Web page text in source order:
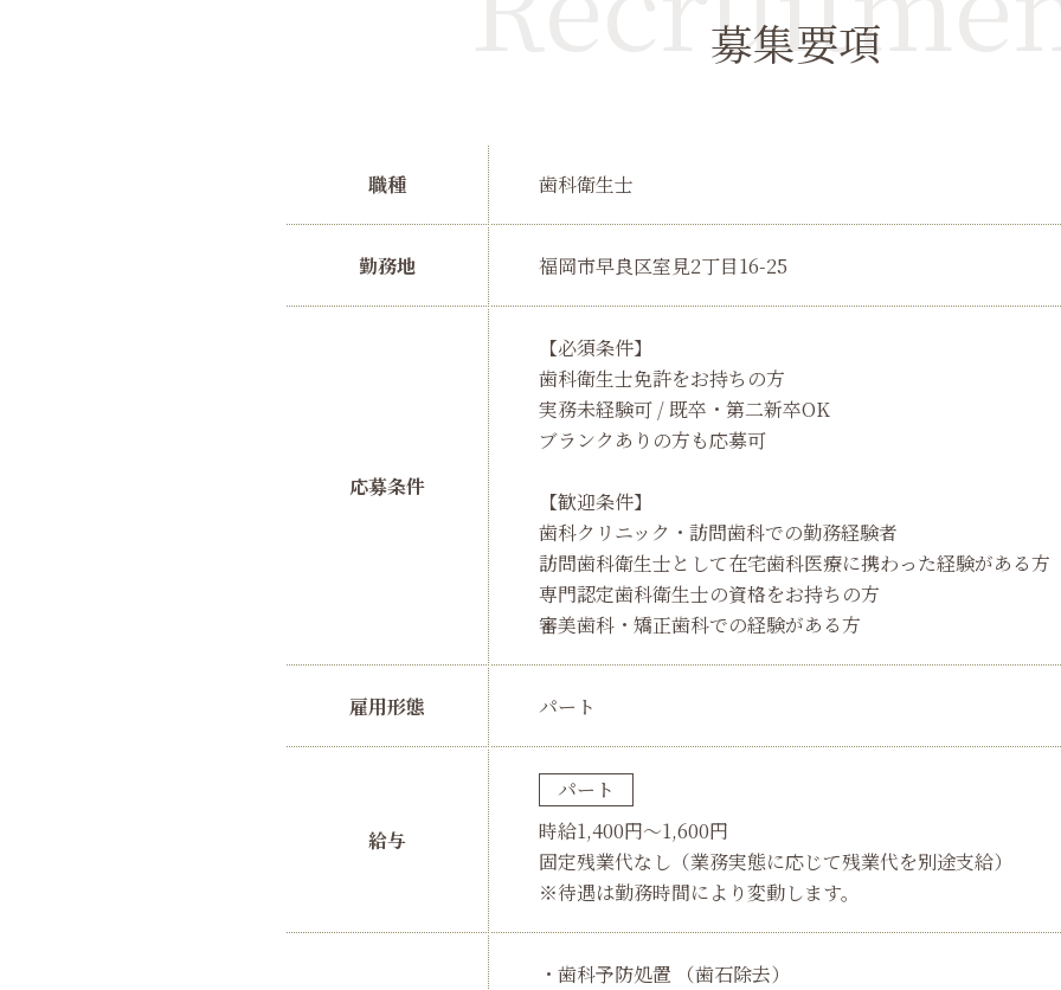
募集要項
職種 歯科衛生士
勤務地 福岡市早良区室見2丁目16-25
応募条件
【必須条件】
歯科衛生士免許をお持ちの方
実務未経験可 / 既卒・第二新卒OK
ブランクありの方も応募可
【歓迎条件】
歯科クリニック・訪問歯科での勤務経験者
訪問歯科衛生士として在宅歯科医療に携わった経験がある方
専門認定歯科衛生士の資格をお持ちの方
審美歯科・矯正歯科での経験がある方
雇用形態 パート
給与
パート
時給1,400円～1,600円
固定残業代なし（業務実態に応じて残業代を別途支給）
※待遇は勤務時間により変動します。
・歯科予防処置 （歯石除去）